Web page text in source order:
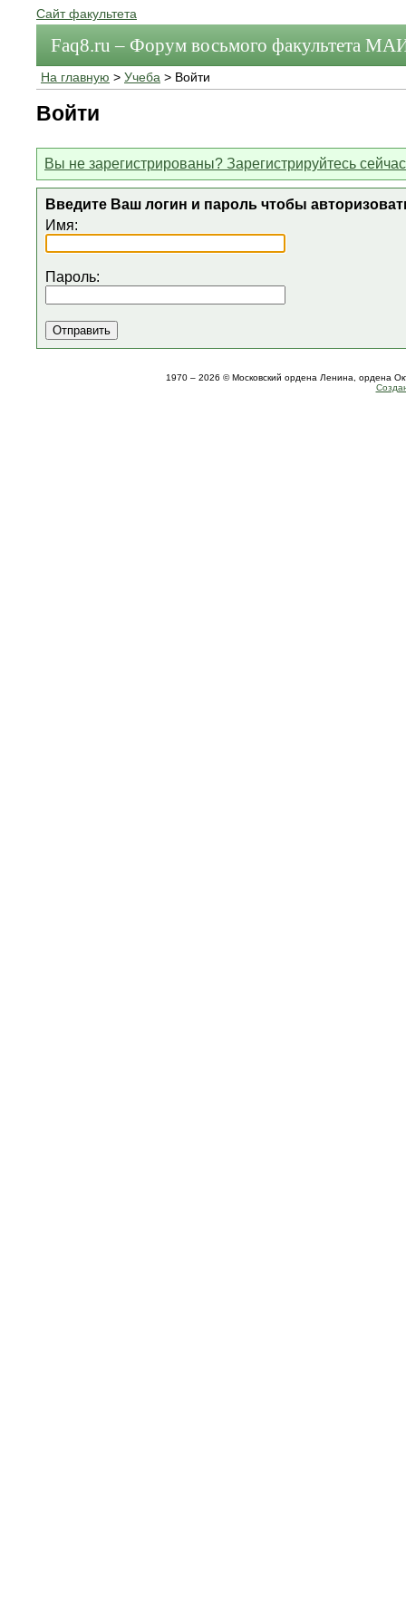
Сайт факультета
Faq8.ru – Форум восьмого факультета
На главную > Учеба > Войти
Войти
Вы не зарегистрированы? Зарегистрируйтесь
Введите Ваш логин и пароль чтобы
Имя:
Пароль:
1970 – 2026 © Московский ордена Ленина, ордена